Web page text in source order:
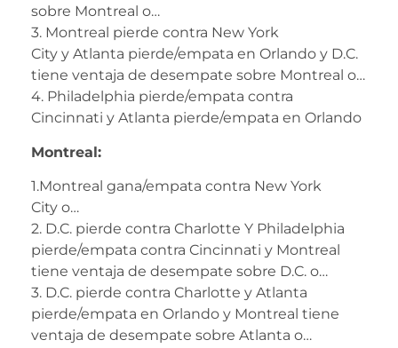
sobre Montreal o…
3. Montreal pierde contra New York
City y Atlanta pierde/empata en Orlando y D.C.
tiene ventaja de desempate sobre Montreal o…
4. Philadelphia pierde/empata contra
Cincinnati y Atlanta pierde/empata en Orlando
Montreal:
1.Montreal gana/empata contra New York
City o…
2. D.C. pierde contra Charlotte Y Philadelphia
pierde/empata contra Cincinnati y Montreal
tiene ventaja de desempate sobre D.C. o…
3. D.C. pierde contra Charlotte y Atlanta
pierde/empata en Orlando y Montreal tiene
ventaja de desempate sobre Atlanta o…